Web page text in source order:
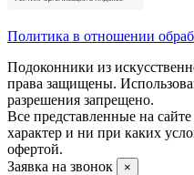
Политика в отношении
Подоконники из
права защищены.
разрешения запрещено.
Все представленные на
характер и ни при каких
офертой.
Заявка на звонок
×